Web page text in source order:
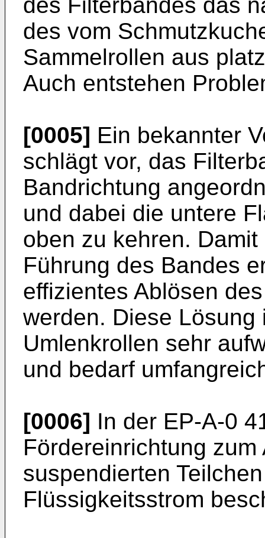
des vom
Sammelrollen aus
Auch entstehen
[0005] Ein bekannter
schlägt vor, das
Bandrichtung
und dabei die untere
oben zu kehren.
Führung des Bandes
effizientes Ablösen
werden. Diese
Umlenkrollen sehr
und bedarf
[0006] In der EP-A-0
Fördereinrichtung
suspendierten
Flüssigkeitsstrom